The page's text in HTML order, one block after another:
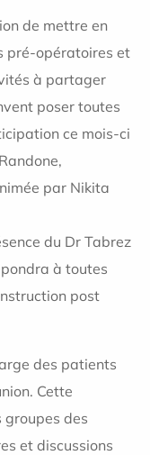
de mettre en
pré-opératoires et
à partager
poser toutes
ce mois-ci
par Nikita
du Dr Tabrez
à toutes
post
des patients
Cette
des
et discussions